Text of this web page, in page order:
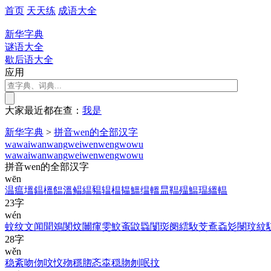
首页 天天练 成语大全
新华字典
谜语大全
歇后语大全
应用
大家最近都在查： 我是
新华字典 > 拼音wen的全部汉字
wawaiwanwangweiwenwengwowu
wawaiwanwangweiwenwengwowu
拼音wen的全部汉字
wēn
温瘟塭鎾榲饂溫鳁緼豱辒榅韫鰮缊轀昷鞰殟鰛瑥縕輼
23字
wén
蚊纹文闻聞鳼閺炆闦瘒雯魰蚉鼤蟁闅珳阌繧駇芠鴍螡彣閿玟紋
28字
wěn
稳紊吻伆呅忟歾穩脗忞桽穏肳刎 呡抆